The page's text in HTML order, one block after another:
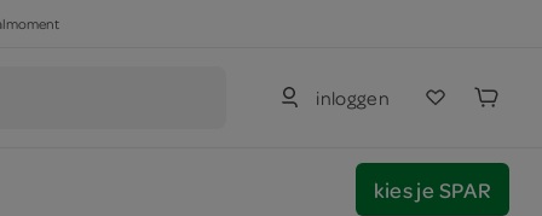
inloggen
kies je SPAR